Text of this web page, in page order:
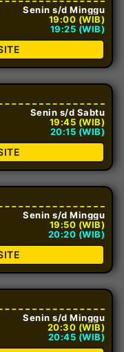
Senin s/d Minggu
19:00 (WIB)
19:25 (WIB)
Senin s/d Sabtu
19:45 (WIB)
20:15 (WIB)
Senin s/d Minggu
19:50 (WIB)
20:20 (WIB)
Senin s/d Minggu
20:30 (WIB)
20:45 (WIB)